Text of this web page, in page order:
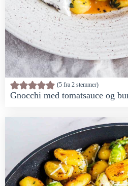
5fra 2stemmer
Gnocchi med tomatsauce og